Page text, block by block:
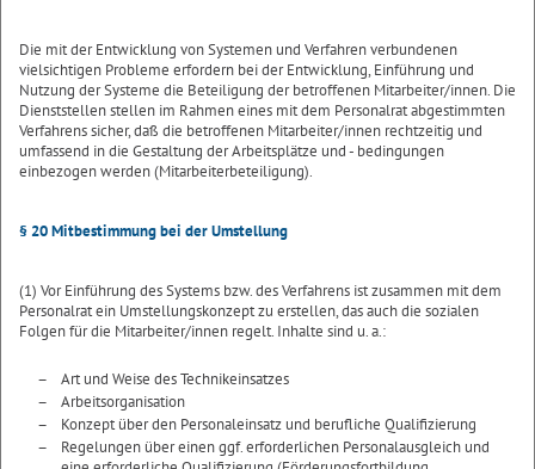
Die mit der Entwicklung von Systemen und Verfahren verbundenen
vielsichtigen Probleme erfordern bei der Entwicklung, Einführung und
Nutzung der Systeme die Beteiligung der betroffenen Mitarbeiter/innen. Die
Dienststellen stellen im Rahmen eines mit dem Personalrat abgestimmten
Verfahrens sicher, daß die betroffenen Mitarbeiter/innen rechtzeitig und
umfassend in die Gestaltung der Arbeitsplätze und - bedingungen
einbezogen werden (Mitarbeiterbeteiligung).
§ 20 Mitbestimmung bei der Umstellung
(1) Vor Einführung des Systems bzw. des Verfahrens ist zusammen mit dem
Personalrat ein Umstellungskonzept zu erstellen, das auch die sozialen
Folgen für die Mitarbeiter/innen regelt. Inhalte sind u. a.:
– Art und Weise des Technikeinsatzes
– Arbeitsorganisation
– Konzept über den Personaleinsatz und berufliche Qualifizierung
–
Regelungen über einen ggf. erforderlichen Personalausgleich und